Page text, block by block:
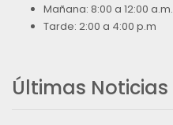
Mañana: 8:00 a 12:00 a.m.
Tarde: 2:00 a 4:00 p.m
Últimas Noticias